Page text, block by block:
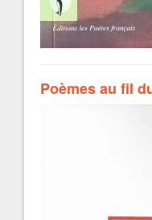
Poèmes au fil